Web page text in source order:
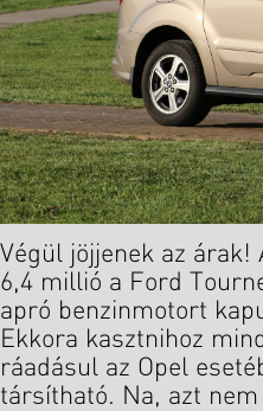
Végül jöjjenek az árak!
6,4 millió a Ford
apró benzinmotort
Ekkora kasztnihoz
ráadásul az Opel
társítható. Na, azt